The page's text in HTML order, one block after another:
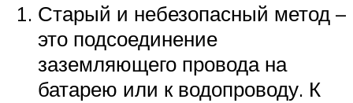
Старый и небезопасный метод –
это подсоединение
заземляющего провода на
батарею или к водопроводу. К